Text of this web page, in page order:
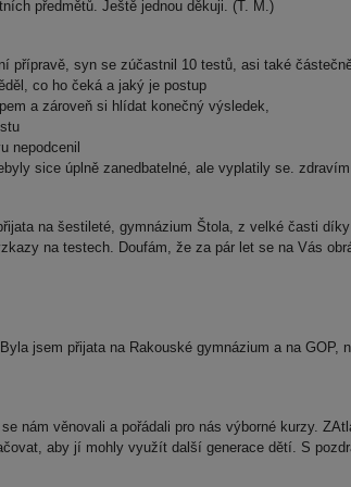
předmětů. Ještě jednou děkuji. (T. M.)
přípravě, syn se zúčastnil 10 testů, asi také
co ho čeká a jaký je postup
a zároveň si hlídat konečný výsledek,
nepodcenil
sice úplně zanedbatelné, ale vyplatily se.
na šestileté, gymnázium Štola, z velké časti
na testech. Doufám, že za pár let se na Vás
jsem přijata na Rakouské gymnázium a na
nám věnovali a pořádali pro nás výborné kurzy.
aby jí mohly využít další generace dětí. S